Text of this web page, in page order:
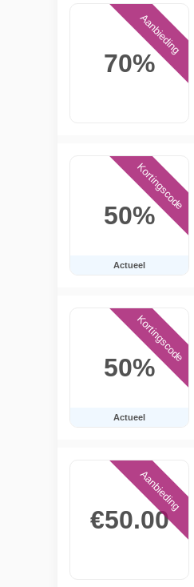
70%
Aanbieding
50%
Actueel
Kortingscode
50%
Actueel
Kortingscode
€50.00
Aanbieding